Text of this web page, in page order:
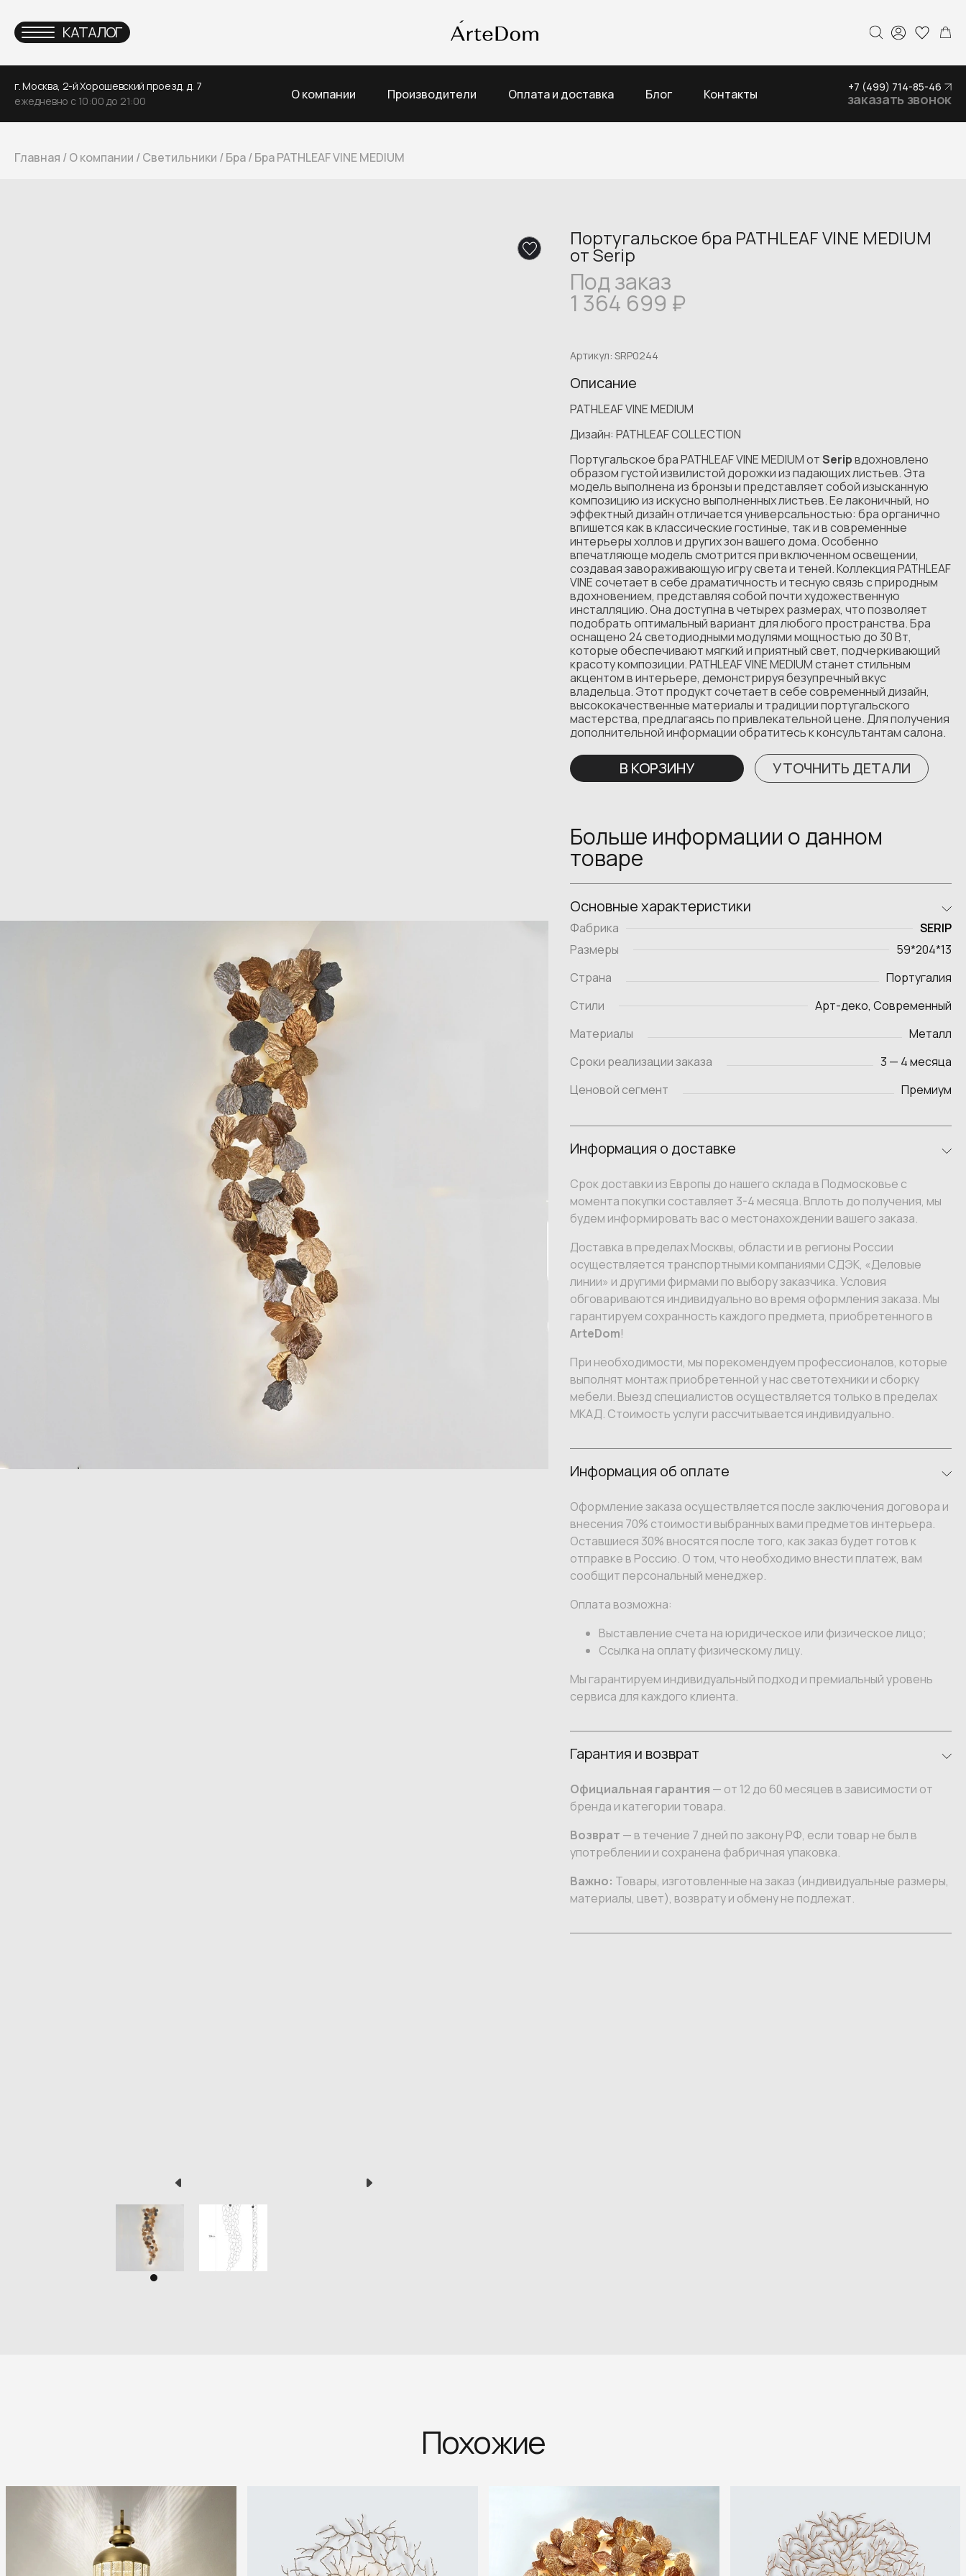
КАТАЛОГ
г. Москва, 2-й Хорошевский проезд, д. 7
ежедневно с 10:00 до 21:00
О компании Производители Оплата и доставка Блог Контакты +7 (499) 714-85-46
заказать звонок
Главная /О компании /Светильники /Бра/Бра PATHLEAF VINE MEDIUM
Португальское бра PATHLEAF VINE MEDIUM
от Serip
Под заказ
1 364 699 ₽
Артикул: SRP0244
Описание
PATHLEAF VINE MEDIUM
Дизайн: PATHLEAF COLLECTION
Португальское бра PATHLEAF VINE MEDIUM отSeripвдохновлено
образом густой извилистой дорожки из падающих листьев. Эта
модель выполнена из бронзы и представляет собой изысканную
композицию из искусно выполненных листьев. Ее лаконичный, но
эффектный дизайн отличается универсальностью: бра органично
впишется как в классические гостиные, так и в современные
интерьеры холлов и других зон вашего дома. Особенно
впечатляюще модель смотрится при включенном освещении,
создавая завораживающую игру света и теней. Коллекция PATHLEAF
VINE сочетает в себе драматичность и тесную связь с природным
вдохновением, представляя собой почти художественную
инсталляцию. Она доступна в четырех размерах, что позволяет
подобрать оптимальный вариант для любого пространства. Бра
оснащено 24 светодиодными модулями мощностью до 30 Вт,
которые обеспечивают мягкий и приятный свет, подчеркивающий
красоту композиции. PATHLEAF VINE MEDIUM станет стильным
акцентом в интерьере, демонстрируя безупречный вкус
владельца. Этот продукт сочетает в себе современный дизайн,
высококачественные материалы и традиции португальского
мастерства, предлагаясь по привлекательной цене. Для получения
дополнительной информации обратитесь к консультантам салона.
В КОРЗИНУ УТОЧНИТЬ ДЕТАЛИ
Больше информации о данном
товаре
Основные характеристики
Фабрика SERIP
Страна
Португалия
Стили
Арт-деко, Современный
Материалы
Металл
Сроки реализации заказа
3 — 4 месяца
Ценовой сегмент
Премиум
Размеры 59*204*13
Информация о доставке
Срок доставки из Европы до нашего склада в Подмосковье с
момента покупки составляет 3-4 месяца. Вплоть до получения, мы
будем информировать вас о местонахождении вашего заказа.
Доставка в пределах Москвы, области и в регионы России
осуществляется транспортными компаниями СДЭК, «Деловые
линии» и другими фирмами по выбору заказчика. Условия
обговариваются индивидуально во время оформления заказа. Мы
гарантируем сохранность каждого предмета, приобретенного в
ArteDom!
При необходимости, мы порекомендуем профессионалов, которые
выполнят монтаж приобретенной у нас светотехники и сборку
мебели. Выезд специалистов осуществляется только в пределах
МКАД. Стоимость услуги рассчитывается индивидуально.
Информация об оплате
Оформление заказа осуществляется после заключения договора и
внесения 70% стоимости выбранных вами предметов интерьера.
Оставшиеся 30% вносятся после того, как заказ будет готов к
отправке в Россию. О том, что необходимо внести платеж, вам
сообщит персональный менеджер.
Оплата возможна:
Выставление счета на юридическое или физическое лицо;
Ссылка на оплату физическому лицу.
Мы гарантируем индивидуальный подход и премиальный уровень
сервиса для каждого клиента.
Гарантия и возврат
Официальная гарантия — от 12 до 60 месяцев в зависимости от
бренда и категории товара.
Возврат — в течение 7 дней по закону РФ, если товар не был в
употреблении и сохранена фабричная упаковка.
Важно: Товары, изготовленные на заказ (индивидуальные размеры,
материалы, цвет), возврату и обмену не подлежат.
Похожие